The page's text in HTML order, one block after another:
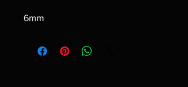
6mm